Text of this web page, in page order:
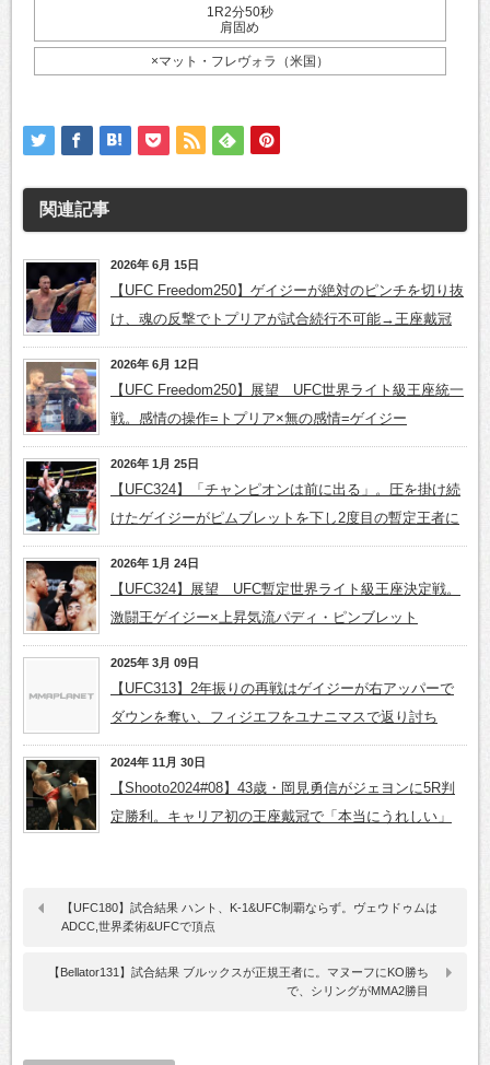
1R2分50秒
肩固め
×マット・フレヴォラ（米国）
関連記事
2026年 6月 15日
【UFC Freedom250】ゲイジーが絶対のピンチを切り抜
け、魂の反撃でトプリアが試合続行不可能→王座戴冠
2026年 6月 12日
【UFC Freedom250】展望 UFC世界ライト級王座統一
戦。感情の操作=トプリア×無の感情=ゲイジー
2026年 1月 25日
【UFC324】「チャンピオンは前に出る」。圧を掛け続
けたゲイジーがピムブレットを下し2度目の暫定王者に
2026年 1月 24日
【UFC324】展望 UFC暫定世界ライト級王座決定戦。
激闘王ゲイジー×上昇気流パディ・ピンブレット
2025年 3月 09日
【UFC313】2年振りの再戦はゲイジーが右アッパーで
ダウンを奪い、フィジエフをユナニマスで返り討ち
2024年 11月 30日
【Shooto2024#08】43歳・岡見勇信がジェヨンに5R判
定勝利。キャリア初の王座戴冠で「本当にうれしい」
【UFC180】試合結果 ハント、K-1&UFC制覇ならず。ヴェウドゥムは
ADCC,世界柔術&UFCで頂点
【Bellator131】試合結果 ブルックスが正規王者に。マヌーフにKO勝ち
で、シリングがMMA2勝目